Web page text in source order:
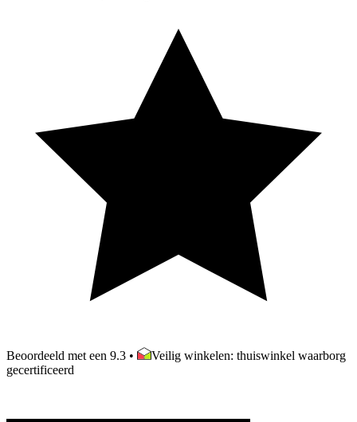
Beoordeeld met een 9.3 •
Veilig winkelen: thuiswinkel waarborg
gecertificeerd